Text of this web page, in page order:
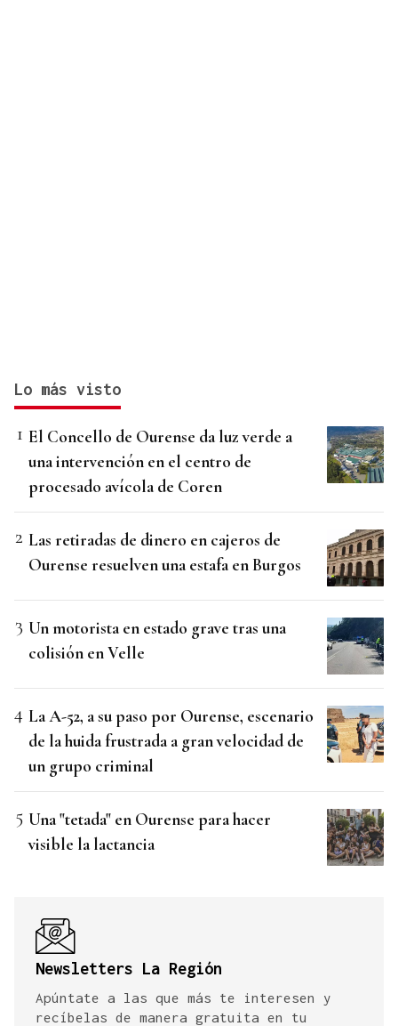
Lo más visto
El Concello de Ourense da luz verde a
una intervención en el centro de
procesado avícola de Coren
Las retiradas de dinero en cajeros de
Ourense resuelven una estafa en Burgos
Un motorista en estado grave tras una
colisión en Velle
La A-52, a su paso por Ourense, escenario
de la huida frustrada a gran velocidad de
un grupo criminal
Una "tetada" en Ourense para hacer
visible la lactancia
Newsletters La Región
Apúntate a las que más te interesen y
recíbelas de manera gratuita en tu